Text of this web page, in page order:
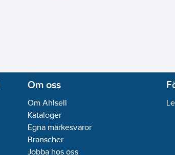
Om oss
Om Ahlsell
Kataloger
Egna märkesvaror
Branscher
Jobba hos oss